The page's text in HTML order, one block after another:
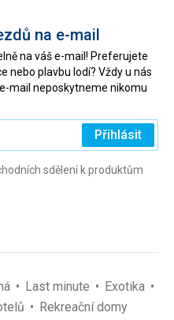
na e-mail
na váš e-mail! Preferujete
nebo plavbu lodí? Vždy u nás
mail neposkytneme nikomu
Přihlásit
sdělení k produktům
Last minute
Exotika
Rekreační domy